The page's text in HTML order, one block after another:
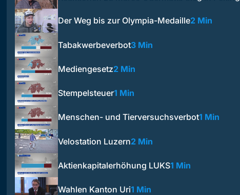
Der Weg bis zur Olympia-Medaille2 Min
Tabakwerbeverbot3 Min
Mediengesetz2 Min
Stempelsteuer1 Min
Menschen- und Tierversuchsverbot1 Min
Velostation Luzern2 Min
Aktienkapitalerhöhung LUKS1 Min
Wahlen Kanton Uri1 Min